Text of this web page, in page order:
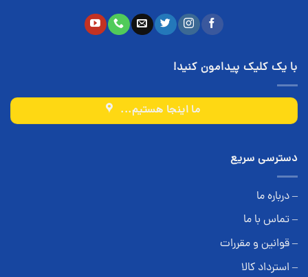
با یک کلیک پیدامون کنید!
ما اینجا هستیم...
دسترسی سریع
– درباره ما
– تماس با ما
– قوانین و مقررات
– استرداد کالا